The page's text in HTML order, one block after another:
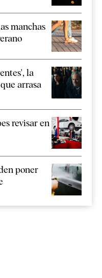
manchas
la
arrasa
revisar en
poner